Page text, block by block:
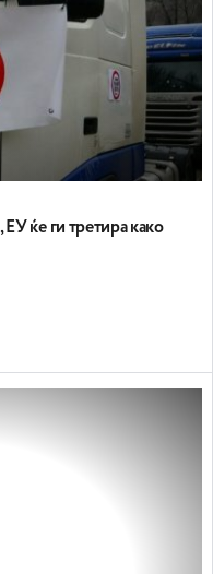
ќе ги третира како